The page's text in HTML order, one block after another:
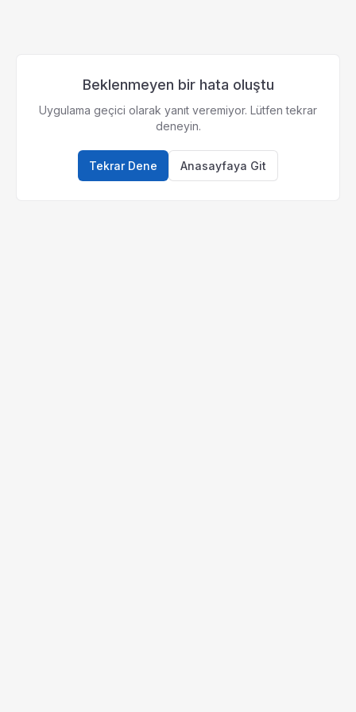
Beklenmeyen bir hata oluştu
Uygulama geçici olarak yanıt veremiyor. Lütfen tekrar
deneyin.
Tekrar Dene Anasayfaya Git